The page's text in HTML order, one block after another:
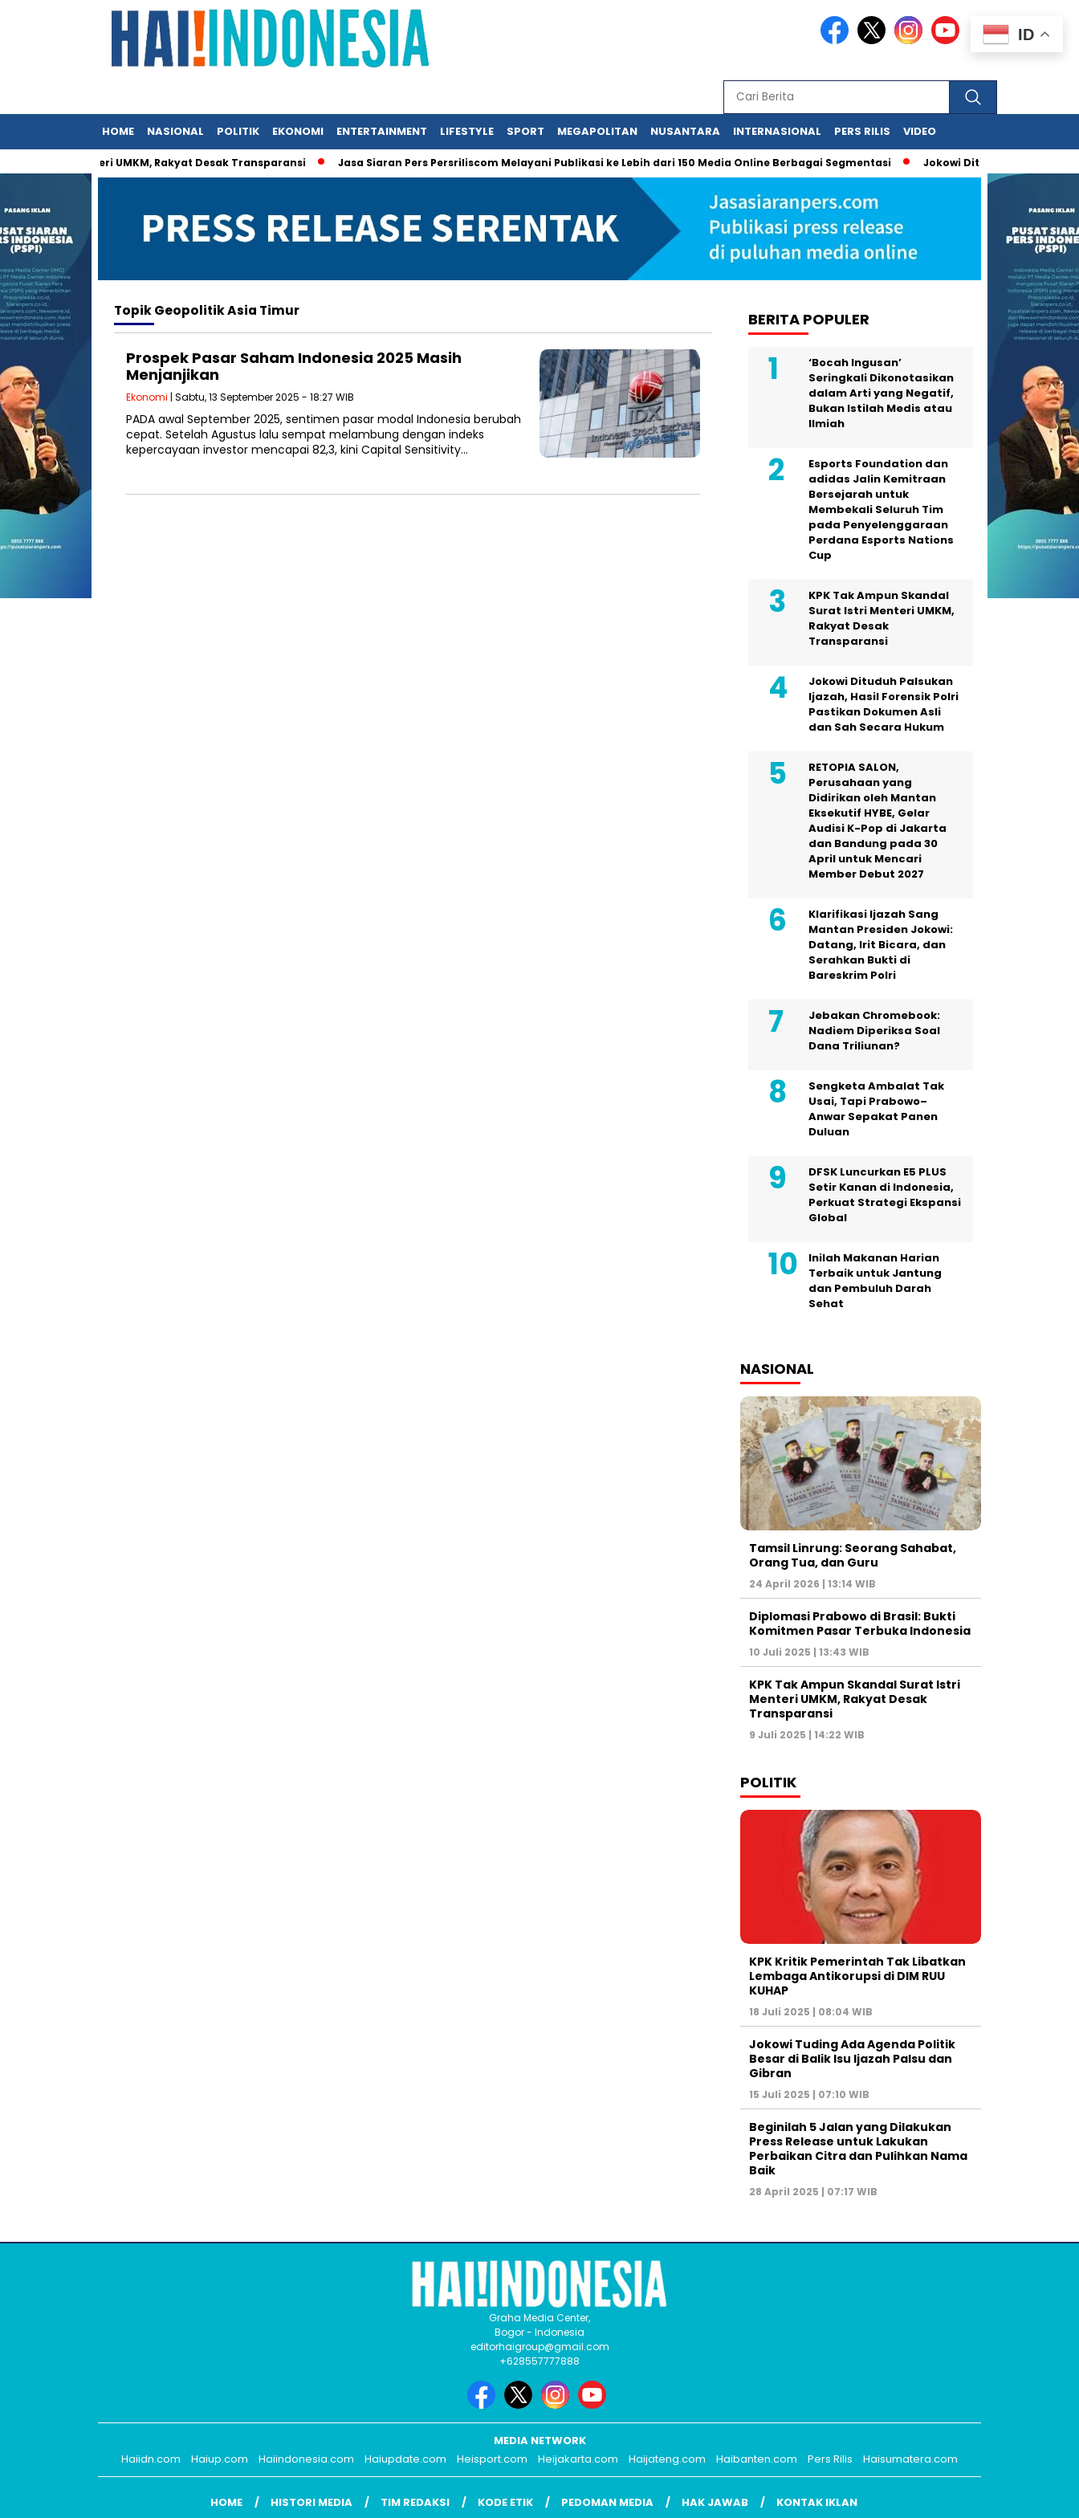
HOME NASIONAL POLITIK EKONOMI ENTERTAINMENT LIFESTYLE SPORT MEGAPOLITAN NUSANTARA INTERNASIONAL PERS RILIS VIDEO
Istri Menteri UMKM, Rakyat Desak Transparansi Jasa Siaran Pers Persriliscom Melayani Publikasi ke Lebih dari 150 Media Online Berbagai Segmentasi Jokowi Dituduh Palsukan
TopikGeopolitik Asia Timur
Prospek Pasar Saham Indonesia 2025 Masih
Menjanjikan
Ekonomi | Sabtu, 13 September 2025 - 18:27 WIB
PADA awal September 2025, sentimen pasar modal Indonesia berubah
cepat. Setelah Agustus lalu sempat melambung dengan indeks
kepercayaan investor mencapai 82,3, kini Capital Sensitivity…
BERITA POPULER
‘Bocah Ingusan’
Seringkali Dikonotasikan
dalam Arti yang Negatif,
Bukan Istilah Medis atau
Ilmiah
Esports Foundation dan
adidas Jalin Kemitraan
Bersejarah untuk
Membekali Seluruh Tim
pada Penyelenggaraan
Perdana Esports Nations
Cup
KPK Tak Ampun Skandal
Surat Istri Menteri UMKM,
Rakyat Desak
Transparansi
Jokowi Dituduh Palsukan
Ijazah, Hasil Forensik Polri
Pastikan Dokumen Asli
dan Sah Secara Hukum
RETOPIA SALON,
Perusahaan yang
Didirikan oleh Mantan
Eksekutif HYBE, Gelar
Audisi K-Pop di Jakarta
dan Bandung pada 30
April untuk Mencari
Member Debut 2027
Klarifikasi Ijazah Sang
Mantan Presiden Jokowi:
Datang, Irit Bicara, dan
Serahkan Bukti di
Bareskrim Polri
Jebakan Chromebook:
Nadiem Diperiksa Soal
Dana Triliunan?
Sengketa Ambalat Tak
Usai, Tapi Prabowo–
Anwar Sepakat Panen
Duluan
DFSK Luncurkan E5 PLUS
Setir Kanan di Indonesia,
Perkuat Strategi Ekspansi
Global
Inilah Makanan Harian
Terbaik untuk Jantung
dan Pembuluh Darah
Sehat
NASIONAL
Tamsil Linrung: Seorang Sahabat,
Orang Tua, dan Guru
24 April 2026 | 13:14 WIB
Diplomasi Prabowo di Brasil: Bukti
Komitmen Pasar Terbuka Indonesia
10 Juli 2025 | 13:43 WIB
KPK Tak Ampun Skandal Surat Istri
Menteri UMKM, Rakyat Desak
Transparansi
9 Juli 2025 | 14:22 WIB
POLITIK
KPK Kritik Pemerintah Tak Libatkan
Lembaga Antikorupsi di DIM RUU
KUHAP
18 Juli 2025 | 08:04 WIB
Jokowi Tuding Ada Agenda Politik
Besar di Balik Isu Ijazah Palsu dan
Gibran
15 Juli 2025 | 07:10 WIB
Beginilah 5 Jalan yang Dilakukan
Press Release untuk Lakukan
Perbaikan Citra dan Pulihkan Nama
Baik
28 April 2025 | 07:17 WIB
ID
Graha Media Center,
Bogor - Indonesia
editorhaigroup@gmail.com
+628557777888
MEDIA NETWORK
Haiidn.com
Haiup.com Haiindonesia.com Haiupdate.com Heisport.com Heijakarta.com Haijateng.com Haibanten.com Pers Rilis Haisumatera.com
HOME HISTORI MEDIA TIM REDAKSI KODE ETIK PEDOMAN MEDIA HAK JAWAB KONTAK IKLAN